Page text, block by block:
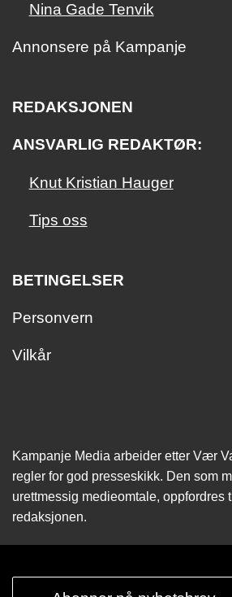
Nina Gade Tenvik
Annonsere på Kampanje
REDAKSJONEN
ANSVARLIG REDAKTØR:
Knut Kristian Hauger
Tips oss
BETINGELSER
Personvern
Vilkår
Kampanje Media arbeider etter Vær
regler for god presseskikk. Den som
urettmessig medie­omtale, oppfordres
redaksjonen.